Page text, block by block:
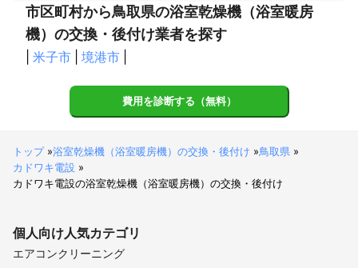
市区町村から鳥取県の浴室乾燥機（浴室暖房
機）の交換・後付け業者を探す
米子市 境港市
費用を診断する（無料）
トップ»浴室乾燥機（浴室暖房機）の交換・後付け »鳥取県 »
カドワキ電設 »
カドワキ電設の浴室乾燥機（浴室暖房機）の交換・後付け
個人向け人気カテゴリ
エアコンクリーニング